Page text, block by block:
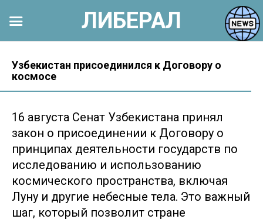
контенту
Узбекистан присоединился к Договору о
космосе
16 августа Сенат Узбекистана принял
закон о присоединении к Договору о
принципах деятельности государств по
исследованию и использованию
космического пространства, включая
Луну и другие небесные тела. Это важный
шаг, который позволит стране
ЛИБЕРАЛ